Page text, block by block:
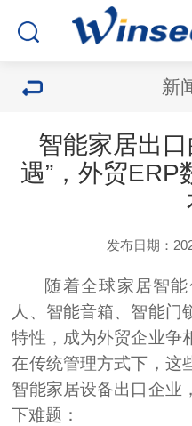
新
智能家居出口
遇”，外贸ERP
发布日期：
随着全球家居智
人、智能音箱、智能门
特性，成为外贸企业争
在传统管理方式下，这
智能家居设备出口企业
下难题：